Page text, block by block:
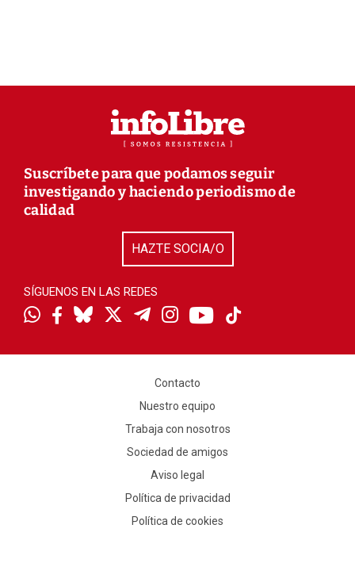
Suscríbete para que podamos seguir
investigando y haciendo periodismo de
calidad
HAZTE SOCIA/O
SÍGUENOS EN LAS REDES
Contacto
Nuestro equipo
Trabaja con nosotros
Sociedad de amigos
Aviso legal
Política de privacidad
Política de cookies